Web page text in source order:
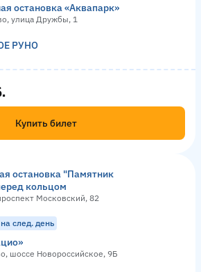
остановка «Аквапарк»
улица Дружбы, 1
Купить билет
РУНО
остановка "Памятник
кольцом
Московский, 82
след. день
шоссе Новороссийское, 9Б